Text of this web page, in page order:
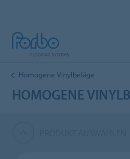
Homogene Vinylbeläge
HOMOGENE